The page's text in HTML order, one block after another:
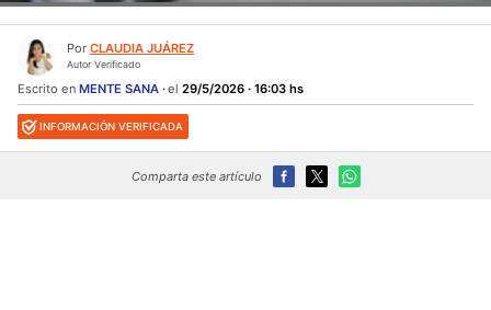
Por CLAUDIA JUÁREZ
Autor Verificado
Escrito en MENTE SANA el 29/5/2026 · 16:03 hs
INFORMACIÓN VERIFICADA
Comparta este artículo